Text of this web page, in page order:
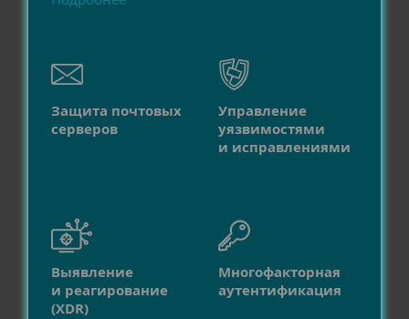
Защита почтовых
серверов
Управление
уязвимостями
и исправлениями
Выявление
и реагирование
(XDR)
Многофакторная
аутентификация